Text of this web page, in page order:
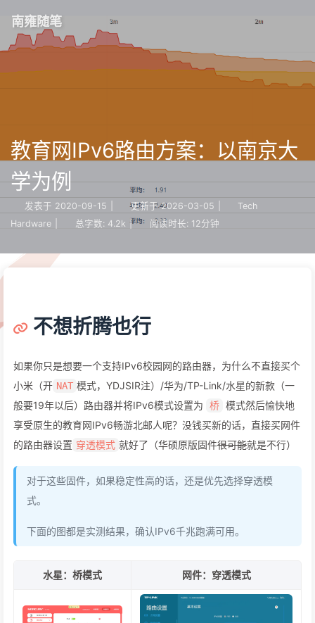
南雍随笔
教育网IPv6路由方案：以南京大
学为例
发表于 2020-09-15 更新于 2026-03-05
Tech
Hardware
总字数: 4.2k | 阅读时长: 12分钟
不想折腾也行
如果你只是想要一个支持IPv6校园网的路由器，为什么不直接买个
小米（开 NAT 模式，YDJSIR注）/华为/TP-Link/水星的新款（一
般要19年以后）路由器并将IPv6模式设置为
桥 模式然后愉快地
享受原生的教育网IPv6畅游北邮人呢？没钱买新的话，直接买网件
的路由器设置 穿透模式 就好了（华硕原版固件很可能就是不行）
对于这些固件，如果稳定性高的话，还是优先选择穿透模
式。
下面的图都是实测结果，确认IPv6千兆跑满可用。
水星：桥模式 网件：穿透模式